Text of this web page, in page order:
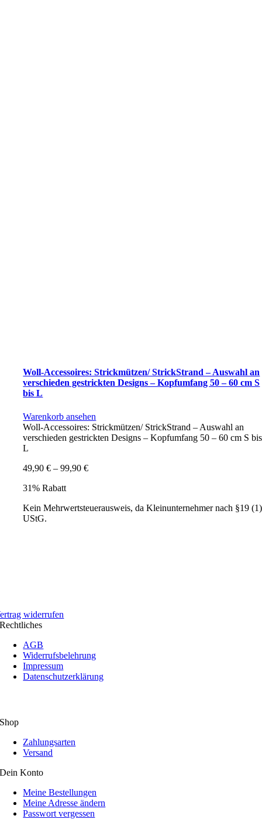
Woll-Accessoires: Strickmützen/ StrickStrand – Auswahl an
verschieden gestrickten Designs – Kopfumfang 50 – 60 cm S
bis L
Warenkorb ansehen
Woll-Accessoires: Strickmützen/ StrickStrand – Auswahl an
verschieden gestrickten Designs – Kopfumfang 50 – 60 cm S bis
L
49,90€ –99,90€
31% Rabatt
Kein Mehrwertsteuerausweis, da Kleinunternehmer nach §19 (1)
UStG.
widerrufen
Rechtliches
AGB
Widerrufsbelehrung
Impressum
Datenschutzerklärung
Shop
Zahlungsarten
Versand
Dein Konto
Meine Bestellungen
Meine Adresse ändern
Passwort vergessen